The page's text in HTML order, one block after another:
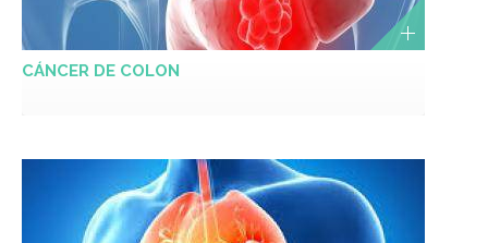
CÁNCER DE COLON